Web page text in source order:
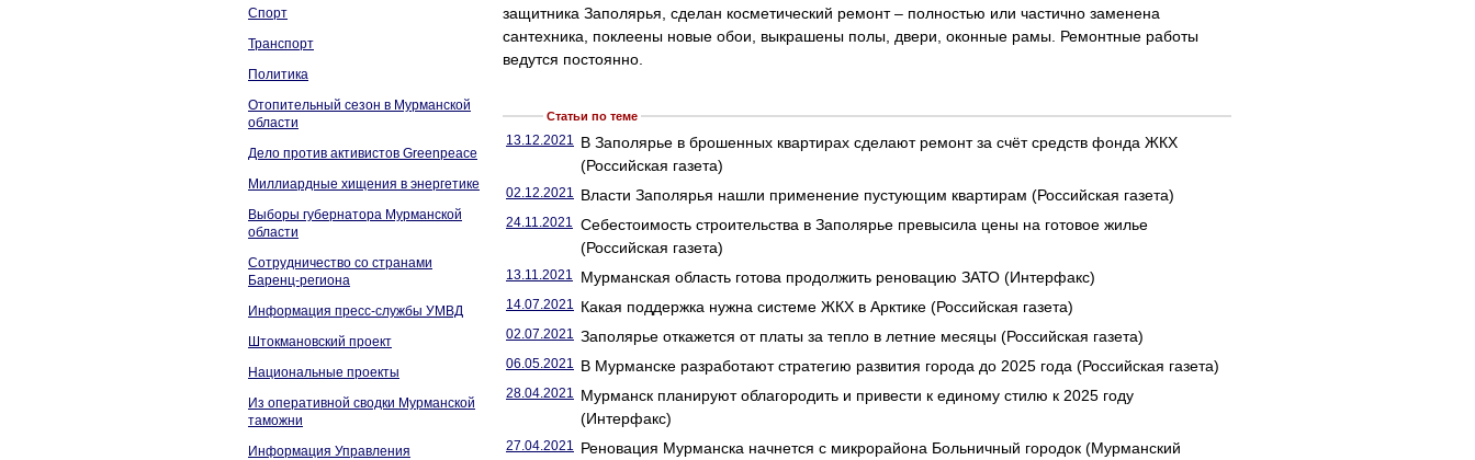
Спорт
Транспорт
Политика
Отопительный сезон в Мурманской
области
Дело против активистов Greenpeace
Миллиардные хищения в энергетике
Выборы губернатора Мурманской
области
Сотрудничество со странами
Баренц-региона
Информация пресс-службы УМВД
Штокмановский проект
Национальные проекты
Из оперативной сводки Мурманской
таможни
Информация Управления
защитника Заполярья, сделан косметический ремонт – полностью или частично заменена
сантехника, поклеены новые обои, выкрашены полы, двери, оконные рамы. Ремонтные работы
ведутся постоянно.
Статьи по теме
13.12.2021 В Заполярье в брошенных квартирах сделают ремонт за счёт средств фонда ЖКХ
(Российская газета)
02.12.2021 Власти Заполярья нашли применение пустующим квартирам (Российская газета)
24.11.2021 Себестоимость строительства в Заполярье превысила цены на готовое жилье
(Российская газета)
13.11.2021 Мурманская область готова продолжить реновацию ЗАТО (Интерфакс)
14.07.2021 Какая поддержка нужна системе ЖКХ в Арктике (Российская газета)
02.07.2021 Заполярье откажется от платы за тепло в летние месяцы (Российская газета)
06.05.2021 В Мурманске разработают стратегию развития города до 2025 года (Российская газета)
28.04.2021 Мурманск планируют облагородить и привести к единому стилю к 2025 году
(Интерфакс)
27.04.2021 Реновация Мурманска начнется с микрорайона Больничный городок (Мурманский